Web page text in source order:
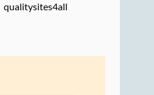
qualitysites4all